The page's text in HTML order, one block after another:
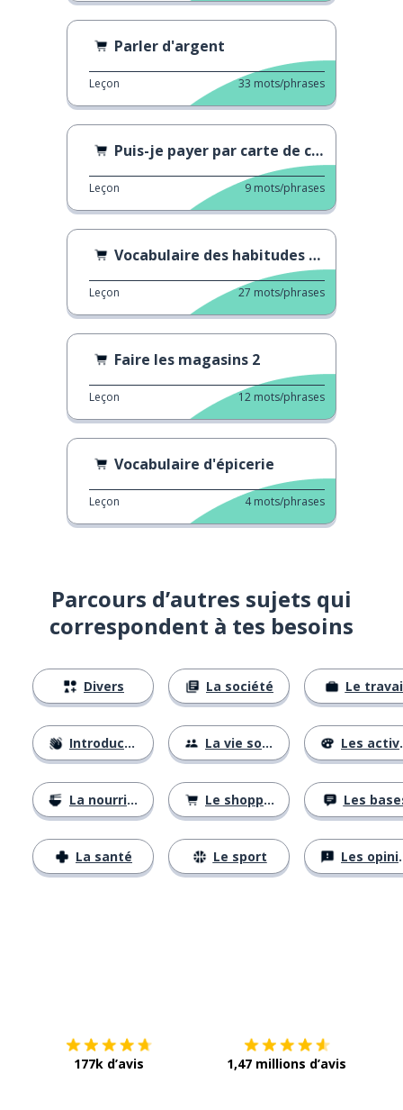
Parler d'argent
Leçon 33 mots/phrases
Puis-je payer par carte de crédit ?
Leçon 9 mots/phrases
Vocabulaire des habitudes de dépenses
Leçon 27 mots/phrases
Faire les magasins 2
Leçon 12 mots/phrases
Vocabulaire d'épicerie
Leçon 4 mots/phrases
Parcours d’autres sujets qui
correspondent à tes besoins
Divers
Introductions
La nourriture
La santé
La société
La vie sociale
Le shopping
Le sport
Le
Les activités
Les
Les opinions
177k d’avis 1,47 millions d’avis